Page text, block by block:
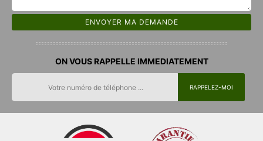
ON VOUS RAPPELLE IMMEDIATEMENT